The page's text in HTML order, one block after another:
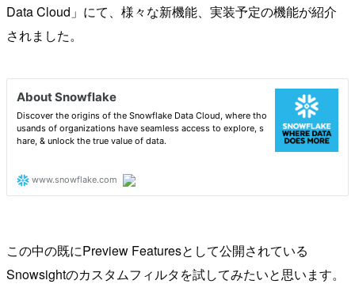
Data Cloud」にて、様々な新機能、実装予定の機能が紹介
されました。
この中の既にPreview Featuresとして公開されている
Snowsightのカスタムフィルタを試してみたいと思います。